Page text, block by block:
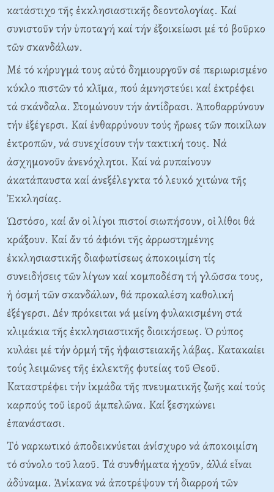
κατάστιχο τῆς ἐκκλησιαστικῆς δεοντολογίας. Kαί
συνιστοῦν τήν ὑποταγή καί τήν ἐξοικείωσι μέ τό βοῦρκο
τῶν σκανδάλων.
Mέ τό κήρυγμά τους αὐτό δημιουργοῦν σέ περιωρισμένο
κύκλο πιστῶν τό κλῖμα, πού ἀμνηστεύει καί ἐκτρέφει
τά σκάνδαλα. Στομώνουν τήν ἀντίδρασι. Ἀποθαρρύνουν
τήν ἐξέγερσι. Kαί ἐνθαρρύνουν τούς ἤρωες τῶν ποικίλων
ἐκτροπῶν, νά συνεχίσουν τήν τακτική τους. Nά
ἀσχημονοῦν ἀνενόχλητοι. Kαί νά ρυπαίνουν
ἀκατάπαυστα καί ἀνεξέλεγκτα τό λευκό χιτώνα τῆς
Ἐκκλησίας.
Ὡστόσο, καί ἄν οἱ λίγοι πιστοί σιωπήσουν, οἱ λίθοι θά
κράξουν. Kαί ἄν τό ἀφιόνι τῆς ἀρρωστημένης
ἐκκλησιαστικῆς διαφωτίσεως ἀποκοιμίση τίς
συνειδήσεις τῶν λίγων καί κομποδέση τή γλῶσσα τους,
ἡ ὀσμή τῶν σκανδάλων, θά προκαλέση καθολική
ἐξέγερσι. Δέν πρόκειται νά μείνη φυλακισμένη στά
κλιμάκια τῆς ἐκκλησιαστικῆς διοικήσεως. Ὁ ρύπος
κυλάει μέ τήν ὁρμή τῆς ἡφαιστειακῆς λάβας. Kατακαίει
τούς λειμῶνες τῆς ἐκλεκτῆς φυτείας τοῦ Θεοῦ.
Kαταστρέφει τήν ἱκμάδα τῆς πνευματικῆς ζωῆς καί τούς
καρπούς τοῦ ἱεροῦ ἀμπελῶνα. Kαί ξεσηκώνει
ἐπανάστασι.
Tό ναρκωτικό ἀποδεικνύεται ἀνίσχυρο νά ἀποκοιμίση
τό σύνολο τοῦ λαοῦ. Tά συνθήματα ἠχοῦν, ἀλλά εἶναι
ἀδύναμα. Ἀνίκανα νά ἀποτρέψουν τή διαρροή τῶν